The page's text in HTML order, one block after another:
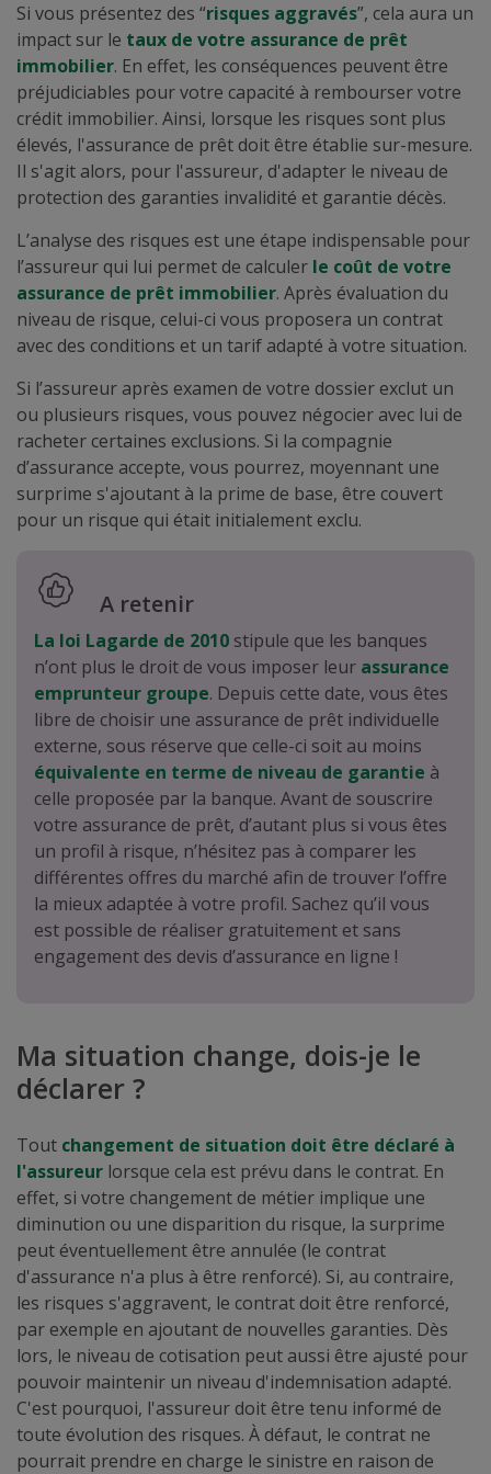
Si vous présentez des “risques aggravés”, cela aura un
impact sur le taux de votre assurance de prêt
immobilier. En effet, les conséquences peuvent être
préjudiciables pour votre capacité à rembourser votre
crédit immobilier. Ainsi, lorsque les risques sont plus
élevés, l'assurance de prêt doit être établie sur-mesure.
Il s'agit alors, pour l'assureur, d'adapter le niveau de
protection des garanties invalidité et garantie décès.
L’analyse des risques est une étape indispensable pour
l’assureur qui lui permet de calculer le coût de votre
assurance de prêt immobilier. Après évaluation du
niveau de risque, celui-ci vous proposera un contrat
avec des conditions et un tarif adapté à votre situation.
Si l’assureur après examen de votre dossier exclut un
ou plusieurs risques, vous pouvez négocier avec lui de
racheter certaines exclusions. Si la compagnie
d’assurance accepte, vous pourrez, moyennant une
surprime s'ajoutant à la prime de base, être couvert
pour un risque qui était initialement exclu.
A retenir
La loi Lagarde de 2010 stipule que les banques
n’ont plus le droit de vous imposer leur assurance
emprunteur groupe. Depuis cette date, vous êtes
libre de choisir une assurance de prêt individuelle
externe, sous réserve que celle-ci soit au moins
équivalente en terme de niveau de garantie à
celle proposée par la banque. Avant de souscrire
votre assurance de prêt, d’autant plus si vous êtes
un profil à risque, n’hésitez pas à comparer les
différentes offres du marché afin de trouver l’offre
la mieux adaptée à votre profil. Sachez qu’il vous
est possible de réaliser gratuitement et sans
engagement des devis d’assurance en ligne !
Ma situation change, dois-je le
déclarer ?
Tout changement de situation doit être déclaré à
l'assureur lorsque cela est prévu dans le contrat. En
effet, si votre changement de métier implique une
diminution ou une disparition du risque, la surprime
peut éventuellement être annulée (le contrat
d'assurance n'a plus à être renforcé). Si, au contraire,
les risques s'aggravent, le contrat doit être renforcé,
par exemple en ajoutant de nouvelles garanties. Dès
lors, le niveau de cotisation peut aussi être ajusté pour
pouvoir maintenir un niveau d'indemnisation adapté.
C'est pourquoi, l'assureur doit être tenu informé de
toute évolution des risques. À défaut, le contrat ne
pourrait prendre en charge le sinistre en raison de